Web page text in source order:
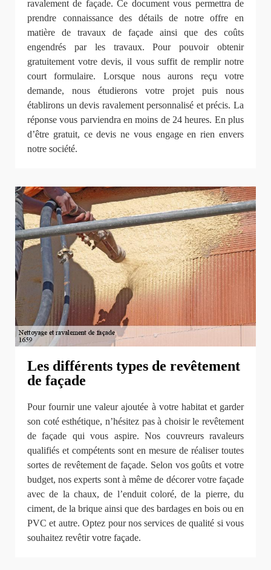
ravalement de façade. Ce document vous permettra de
prendre connaissance des détails de notre offre en
matière de travaux de façade ainsi que des coûts
engendrés par les travaux. Pour pouvoir obtenir
gratuitement votre devis, il vous suffit de remplir notre
court formulaire. Lorsque nous aurons reçu votre
demande, nous étudierons votre projet puis nous
établirons un devis ravalement personnalisé et précis. La
réponse vous parviendra en moins de 24 heures. En plus
d’être gratuit, ce devis ne vous engage en rien envers
notre société.
Les différents types de revêtement
de façade
Pour fournir une valeur ajoutée à votre habitat et garder
son coté esthétique, n’hésitez pas à choisir le revêtement
de façade qui vous aspire. Nos couvreurs ravaleurs
qualifiés et compétents sont en mesure de réaliser toutes
sortes de revêtement de façade. Selon vos goûts et votre
budget, nos experts sont à même de décorer votre façade
avec de la chaux, de l’enduit coloré, de la pierre, du
ciment, de la brique ainsi que des bardages en bois ou en
PVC et autre. Optez pour nos services de qualité si vous
souhaitez revêtir votre façade.